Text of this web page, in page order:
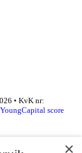
• KvK nr:
YoungCapital score
×